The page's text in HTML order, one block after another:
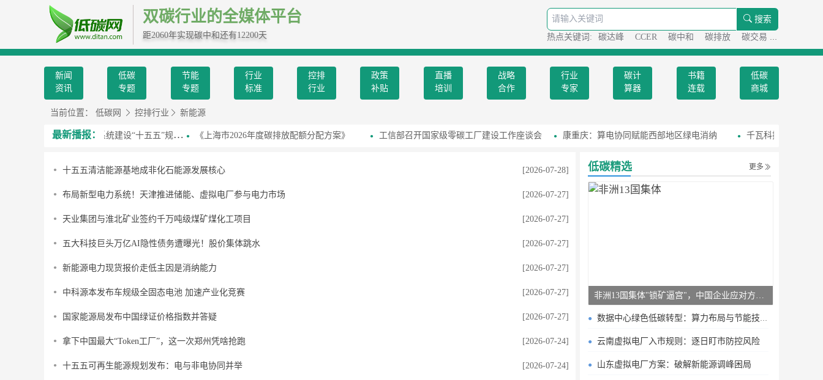
双碳行业的全媒体平台
距2060年实现碳中和还有12200天
搜索
热点关键词:
碳达峰 CCER 碳中和 碳排放 碳交易
新闻
资讯
低碳
专题
节能
专题
行业
标准
控排
行业
政策
补贴
直播
培训
战略
合作
行业
专家
碳计
算器
书籍
连载
低碳
商城
当前位置： 低碳网 控排行业 新能源
最新播报：
两部门发布《新型电力系统建设“十五五”规划》 《上海市2026年度碳排放配额分配方案》 工信部召开国家级零碳工厂建设工作座谈会 康重庆：算电协同赋能西部地区绿电消纳 千瓦科技：带薪打球算
十五五清洁能源基地成非化石能源发展核心 [2026-07-28]
布局新型电力系统！天津推进储能、虚拟电厂参与电力市场 [2026-07-27]
天业集团与淮北矿业签约千万吨级煤矿煤化工项目 [2026-07-27]
五大科技巨头万亿AI隐性债务遭曝光！股价集体跳水 [2026-07-27]
新能源电力现货报价走低主因是消纳能力 [2026-07-27]
中科源本发布车规级全固态电池 加速产业化竞赛 [2026-07-27]
国家能源局发布中国绿证价格指数并答疑 [2026-07-27]
拿下中国最大“Token工厂”，这一次郑州凭啥抢跑 [2026-07-24]
十五五可再生能源规划发布：电与非电协同并举 [2026-07-24]
低碳精选 更多
非洲13国集体"锁矿逼宫"，中国企业应对方案曝光
数据中心绿色低碳转型：算力布局与节能技术突破
云南虚拟电厂入市规则：逐日盯市防控风险
山东虚拟电厂方案：破解新能源调峰困局